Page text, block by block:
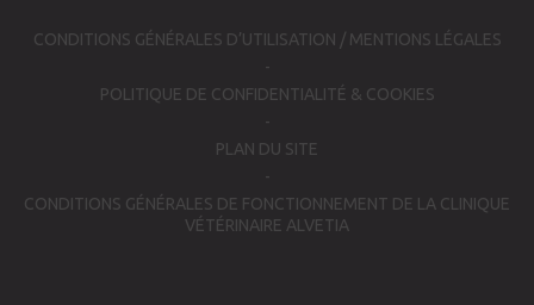
CONDITIONS GÉNÉRALES D’UTILISATION / MENTIONS LÉGALES
POLITIQUE DE CONFIDENTIALITÉ & COOKIES
PLAN DU SITE
CONDITIONS GÉNÉRALES DE FONCTIONNEMENT DE LA CLINIQUE
VÉTÉRINAIRE ALVETIA